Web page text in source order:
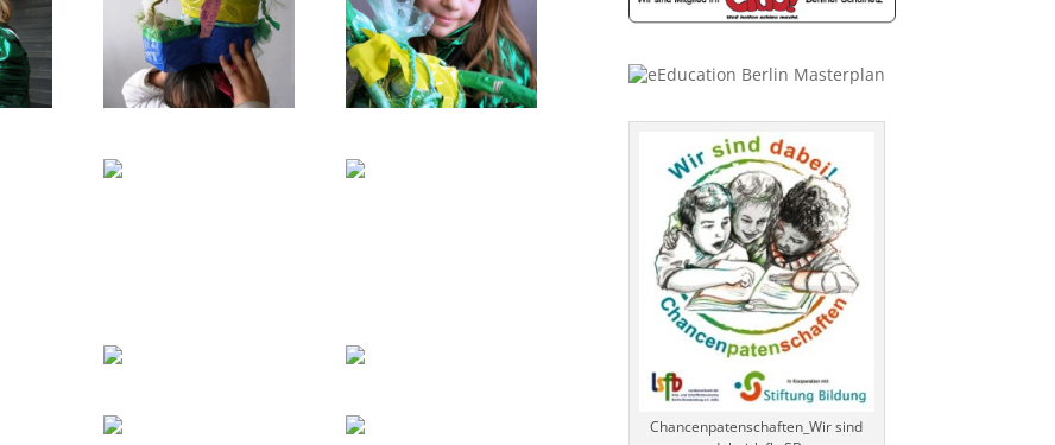
Chancenpatenschaften_Wir sind